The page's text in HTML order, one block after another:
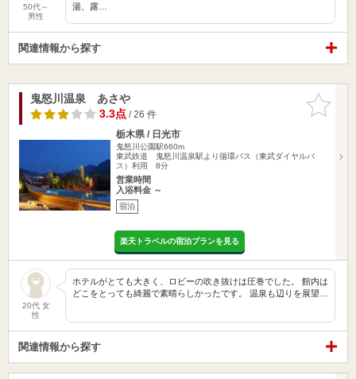
50代～
男性
湯、露…
関連情報から探す
お気に入
りに追加
鬼怒川温泉 あさや
3.3点/ 26 件
栃木県 / 日光市
鬼怒川公園駅660m
東武鉄道 鬼怒川温泉駅より循環バス（東武ダイヤルバ
ス）利用 8分
営業時間
入浴料金 ～
宿泊
楽天トラベルの宿泊プランを見る
20代 女
性
ホテルがとても大きく、ロビーの吹き抜けは圧巻でした。 館内は
どこをとっても綺麗で素晴らしかったです。 温泉も辺りを展望…
関連情報から探す